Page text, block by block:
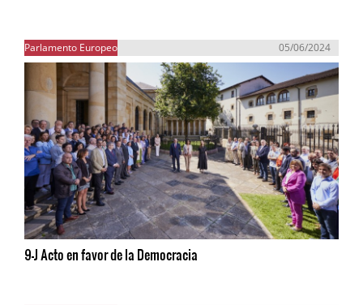
Parlamento Europeo 05/06/2024
9-J Acto en favor de la Democracia